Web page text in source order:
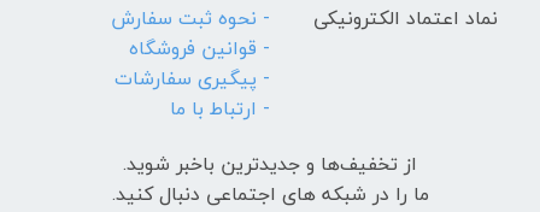
نماد اعتماد الکترونیکی
- نحوه ثبت سفارش
- قوانین فروشگاه
- پیگیری سفارشات
- ارتباط با ما
از تخفیف‌ها و جدیدترین‌ باخبر شوید.
ما را در شبکه های اجتماعی دنبال کنید.